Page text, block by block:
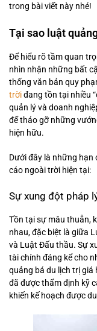
trong bài viết này nhé!
Tại sao luật
Để hiểu rõ tầm quan
nhìn nhận những bất
thống văn bản quy
trờiđang tồn tại nhiều
quản lý và doanh
để tháo gỡ những
hiện hữu.
Dưới đây là những hạn
cáo ngoài trời hiện tại:
Sự xung đột pháp
Tồn tại sự mâu thuẫn,
nhau, đặc biệt là giữa
và Luật Đấu thầu. Sự
tài chính đáng kể cho
quảng bá du lịch trị giá
đã được thẩm định kỹ
khiến kế hoạch được